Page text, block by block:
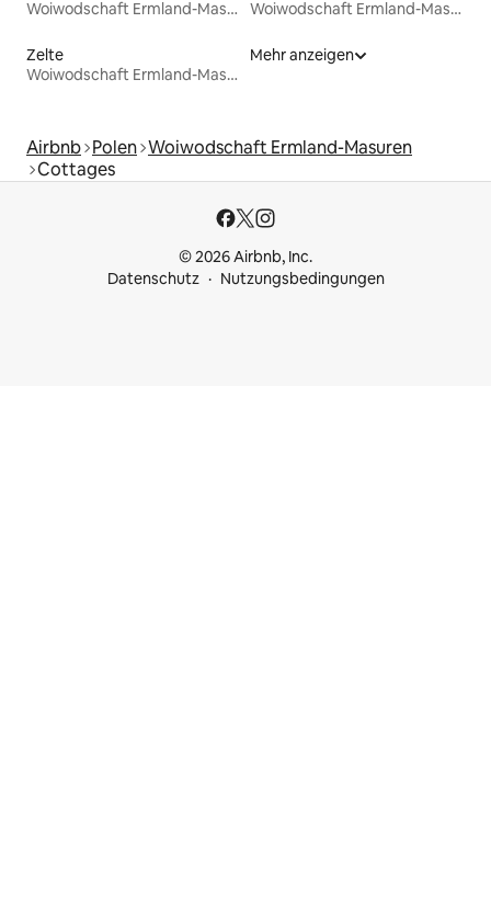
Woiwodschaft Ermland-Masuren
Woiwodschaft Ermland-Masuren
Zelte
Woiwodschaft Ermland-Masuren
Mehr anzeigen
Airbnb Polen Woiwodschaft Ermland-Masuren
Cottages
© 2026 Airbnb, Inc.
Datenschutz
Nutzungsbedingungen